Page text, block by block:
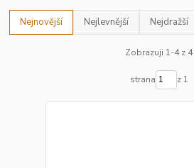
Nejnovější Nejlevnější Nejdražší
Zobrazuji 1-4 z 4
strana z 1